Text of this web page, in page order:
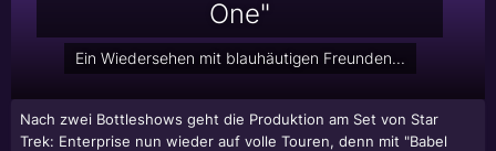
One"
Ein Wiedersehen mit blauhäutigen Freunden...
Nach zwei Bottleshows geht die Produktion am Set von Star
Trek: Enterprise nun wieder auf volle Touren, denn mit "Babel